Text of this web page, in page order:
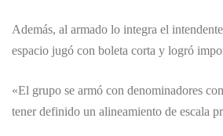
Además, al armado lo integra el
espacio jugó con boleta corta y logró
«El grupo se armó con denominadores
tener definido un alineamiento de escala